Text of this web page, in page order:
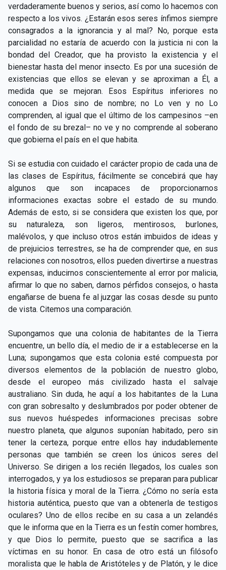
verdaderamente buenos y serios, así como lo hacemos con
respecto a los vivos. ¿Estarán esos seres ínfimos siempre
consagrados a la ignorancia y al mal? No, porque esta
parcialidad no estaría de acuerdo con la justicia ni con la
bondad del Creador, que ha provisto la existencia y el
bienestar hasta del menor insecto. Es por una sucesión de
existencias que ellos se elevan y se aproximan a Él, a
medida que se mejoran. Esos Espíritus inferiores no
conocen a Dios sino de nombre; no Lo ven y no Lo
comprenden, al igual que el último de los campesinos –en
el fondo de su brezal– no ve y no comprende al soberano
que gobierna el país en el que habita.
Si se estudia con cuidado el carácter propio de cada una de
las clases de Espíritus, fácilmente se concebirá que hay
algunos que son incapaces de proporcionarnos
informaciones exactas sobre el estado de su mundo.
Además de esto, si se considera que existen los que, por
su naturaleza, son ligeros, mentirosos, burlones,
malévolos, y que incluso otros están imbuidos de ideas y
de prejuicios terrestres, se ha de comprender que, en sus
relaciones con nosotros, ellos pueden divertirse a nuestras
expensas, inducirnos conscientemente al error por malicia,
afirmar lo que no saben, darnos pérfidos consejos, o hasta
engañarse de buena fe al juzgar las cosas desde su punto
de vista. Citemos una comparación.
Supongamos que una colonia de habitantes de la Tierra
encuentre, un bello día, el medio de ir a establecerse en la
Luna; supongamos que esta colonia esté compuesta por
diversos elementos de la población de nuestro globo,
desde el europeo más civilizado hasta el salvaje
australiano. Sin duda, he aquí a los habitantes de la Luna
con gran sobresalto y deslumbrados por poder obtener de
sus nuevos huéspedes informaciones precisas sobre
nuestro planeta, que algunos suponían habitado, pero sin
tener la certeza, porque entre ellos hay indudablemente
personas que también se creen los únicos seres del
Universo. Se dirigen a los recién llegados, los cuales son
interrogados, y ya los estudiosos se preparan para publicar
la historia física y moral de la Tierra. ¿Cómo no sería esta
historia auténtica, puesto que van a obtenerla de testigos
oculares? Uno de ellos recibe en su casa a un zelandés
que le informa que en la Tierra es un festín comer hombres,
y que Dios lo permite, puesto que se sacrifica a las
víctimas en su honor. En casa de otro está un filósofo
moralista que le habla de Aristóteles y de Platón, y le dice